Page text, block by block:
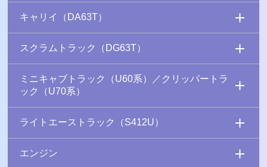
キャリイ（DA63T）
スクラムトラック（DG63T）
ミニキャブトラック（U60系）／クリッパートラ
ック（U70系）
ライトエーストラック（S412U）
エンジン